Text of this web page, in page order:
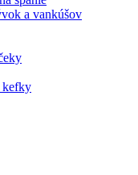
a vankúšov
kefky